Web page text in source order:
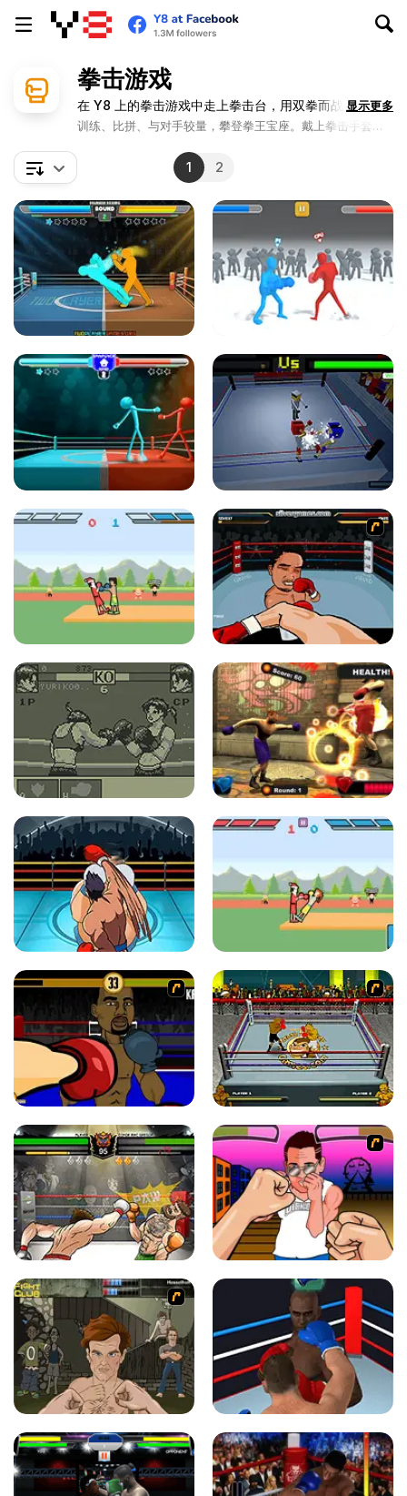
拳击游戏
在 Y8 上的拳击游戏中走上拳击台，用双拳而战！
训练、比拼、与对手较量，攀登拳王宝座。戴上拳击手套，
显示更多
1 2